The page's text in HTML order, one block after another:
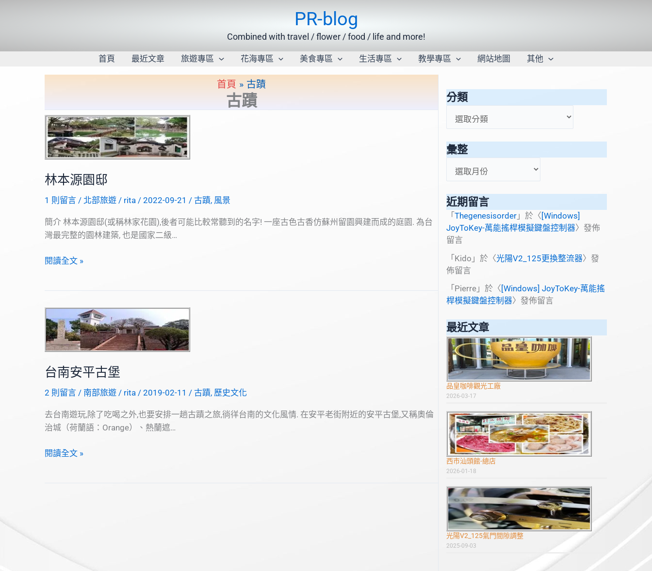
PR-blog
Combined with travel / flower / food / life and more!
首頁 最近文章 旅遊專區 花海專區 美食專區 生活專區 教學專區 網站地圖 其他
首頁 古蹟
古蹟
林本源園邸
1 則留言 / 北部旅遊 / rita / 2022-09-21 / 古蹟, 風景
簡介 林本源園邸(或稱林家花園),後者可能比較常聽到的名字! 一座古色古香仿蘇州留園興建而成的庭園. 為台
灣最完整的園林建築, 也是國家二級…
林
閱讀全文 »
台南安平古堡
2 則留言 / 南部旅遊 / rita / 2019-02-11 / 古蹟, 歷史文化
去台南遊玩,除了吃喝之外,也要安排一趟古蹟之旅,徜徉台南的文化風情. 在安平老街附近的安平古堡,又稱奧倫
治城（荷蘭語：Orange）、熱蘭遮…
台
閱讀全文 »
分類
類
彙整
整
近期留言
「 Thegenesisorder 」於〈[Windows]
JoyToKey-萬能搖桿模擬鍵盤控制器〉發佈
留言
「 Kido 」於〈光陽V2_125更換整流器〉發
佈留言
「 Pierre 」於〈 [Windows] JoyToKey-萬能搖
桿模擬鍵盤控制器〉發佈留言
最近文章
品皇咖啡觀光工廠
2026-03-17
西市汕頭館-總店
2026-01-18
光陽V2_125氣門間隙調整
2025-09-03